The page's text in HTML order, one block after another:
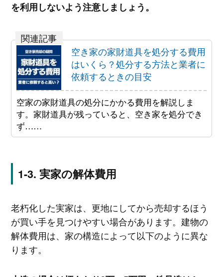
を利用しないよう注意しましょう。
空き家の家財道具を処分する費用
はいくら？処分する方法と業者に
依頼するときの目安
空家の家財道具の処分にかかる費用を解説しま
す。家財道具が残っていると、空き家を処分でき
ず……
実家の解体費用
老朽化した実家は、更地にしてから売却するほう
が買い手を見つけやすい場合があります。建物の
解体費用は、家の構造によって以下のように異な
ります。